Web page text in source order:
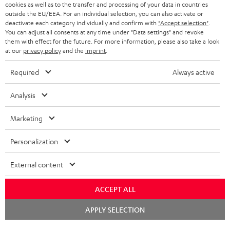
KOPFHÖRER
BLUETOOTH-KOPFHÖRER
LAUTSPRECHER
ULTIMA-SERIE
IN-EAR-KOPFHÖRER
FANSHOP
NEUHEITEN
BLOG
NEWSLETTER
STORES
DEINE VORTEILE BEI TEUFEL
TEUFEL STORY
UNSER MANAGEMENT
NIEDERLANDE
BELGIEN
POLEN
SPANIEN
ITALIEN
WEITERE LÄNDER
Technische Änderungen, Tippfehler und Irrtum vorbehalten. Das auf unseren
Fotos abgebildete Zubehör ist nicht im Lieferumfang enthalten. Etwaige
Datenschutz Daten-Einstellungen
cookies as well as to the transfer and processing of your data in countries
outside the EU/EEA. For an individual selection, you can also activate or
deactivate each category individually and confirm with "Accept selection"
You can adjust all consents at any time under "Data settings" and revoke
them with effect for the future. For more information, please also take a look
at our privacy policyand the imprint
Required Always active
Analysis
Marketing
Personalization
External content
ACCEPT ALL
APPLY SELECTION